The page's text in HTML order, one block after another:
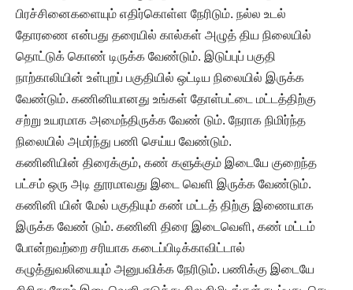
பிரச்சினைகளையும் எதிர்கொள்ள நேரிடும். நல்ல உடல்
தோரணை என்பது தரையில் கால்கள் அழுத் திய நிலையில்
தொட்டுக் கொண் டிருக்க வேண்டும். இடுப்புப் பகுதி
நாற்காலியின் உள்புறப் பகுதியில் ஒட்டிய நிலையில் இருக்க
வேண்டும். கணினியானது உங்கள் தோள்பட்டை மட்டத்திற்கு
சற்று உயரமாக அமைந்திருக்க வேண் டும். நேராக நிமிர்ந்த
நிலையில் அமர்ந்து பணி செய்ய வேண்டும்.
கணினியின் திரைக்கும், கண் களுக்கும் இடையே குறைந்த
பட்சம் ஒரு அடி தூரமாவது இடை வெளி இருக்க வேண்டும்.
கணினி யின் மேல் பகுதியும் கண் மட்டத் திற்கு இணையாக
இருக்க வேண் டும். கணினி திரை இடைவெளி, கண் மட்டம்
போன்றவற்றை சரியாக கடைப்பிடிக்காவிட்டால்
கழுத்துவலியையும் அனுபவிக்க நேரிடும். பணிக்கு இடையே